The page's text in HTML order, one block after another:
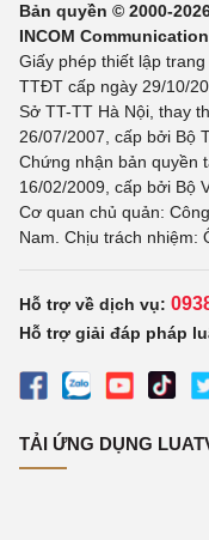
Bản quyền © 2000-
INCOM
Giấy phép thiết lập
TTĐT cấp ngày 29/10/
Sở TT-TT Hà Nội, thay
26/07/2007, cấp bởi Bộ
Chứng nhận bản quyền
16/02/2009, cấp bởi Bộ
Cơ quan chủ quản:
Nam. Chịu trách nhiệm:
Hỗ trợ về dịch vụ:
Hỗ trợ giải đáp pháp
TẢI ỨNG DỤNG